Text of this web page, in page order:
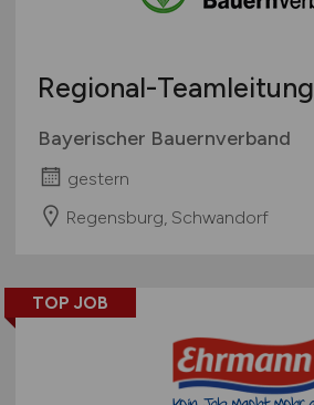
Regional-Teamleitung
Bayerischer Bauernverband
gestern
Regensburg, Schwandorf
TOP JOB